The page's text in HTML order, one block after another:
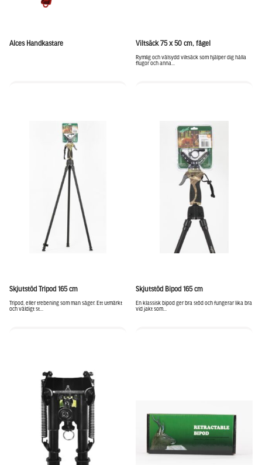
Alces Handkastare Viltsäck 75 x 50 cm, fågel
Rymlig och välsydd viltsäck som hjälper dig hålla
flugor och anna...
Skjutstöd Tripod 165 cm
Tripod, eller trebening som man säger. Ett utmärkt
och väldigt st...
Skjutstöd Bipod 165 cm
En klassisk bipod ger bra stöd och fungerar lika bra
vid jakt som...